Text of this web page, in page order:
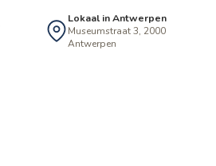
Lokaal in Antwerpen
Museumstraat 3, 2000
Antwerpen